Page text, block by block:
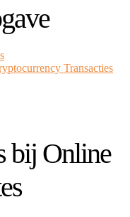
Transacties
bij Online